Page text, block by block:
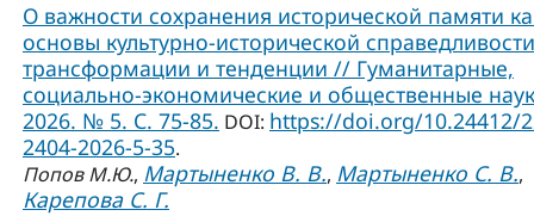
О важности сохранения исторической памяти
основы культурно-исторической
трансформации и тенденции // Гуманитарные,
социально-экономические и общественные
2026. № 5. С. 75-85. DOI: https://doi.org/10.24412/
2404-2026-5-35.
Попов М.Ю., Мартыненко В. В., Мартыненко С. В.,
Карепова С. Г.